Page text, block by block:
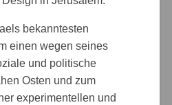
bekanntesten
einen wegen seines
und politische
Osten und zum
experimentellen und